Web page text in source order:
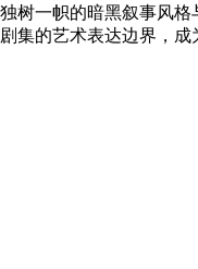
树一帜的暗黑叙事风
集的艺术表达边界，